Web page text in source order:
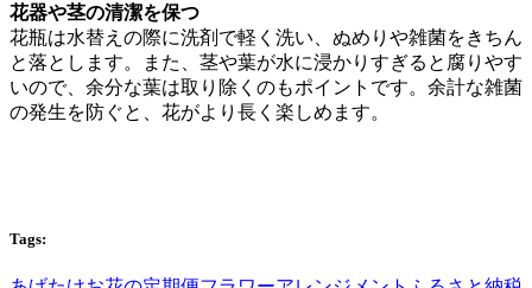
花器や茎の清潔を保つ
花瓶は水替えの際に洗剤で軽く洗い、ぬめりや雑菌をきちん
と落とします。また、茎や葉が水に浸かりすぎると腐りやす
いので、余分な葉は取り除くのもポイントです。余計な雑菌
の発生を防ぐと、花がより長く楽しめます。
Tags: